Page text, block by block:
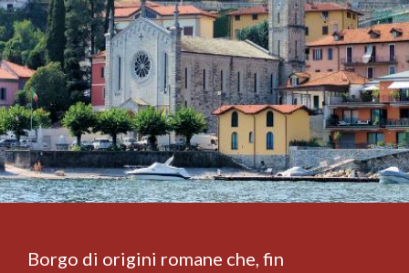
Borgo di origini romane che, fin